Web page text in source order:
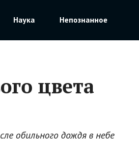
Наука Непознанное
цвета
обильного дождя в небе